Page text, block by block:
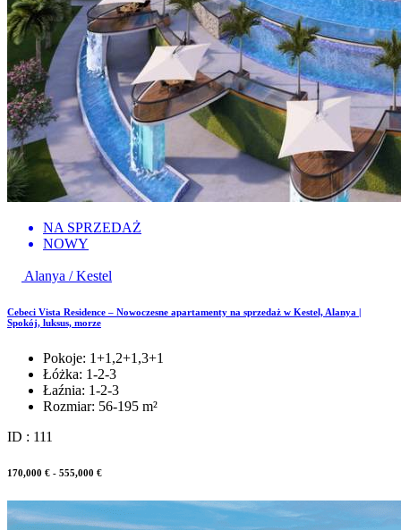
NA SPRZEDAŻ
NOWY
Alanya / Kestel
Cebeci Vista Residence – Nowoczesne apartamenty na sprzedaż w Kestel, Alanya |
Spokój, luksus, morze
Pokoje: 1+1,2+1,3+1
Łóżka: 1-2-3
Łaźnia: 1-2-3
Rozmiar: 56-195 m²
ID : 111
170,000 € - 555,000 €